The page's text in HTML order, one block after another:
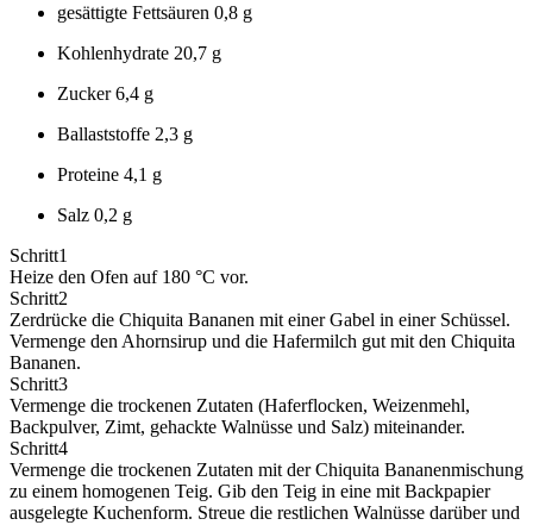
gesättigte Fettsäuren 0,8 g
Kohlenhydrate 20,7 g
Zucker6,4 g
Ballaststoffe 2,3 g
Proteine 4,1 g
Salz 0,2 g
Schritt1
Heize den Ofen auf 180 °C vor.
Schritt2
Zerdrücke die Chiquita Bananen mit einer Gabel in einer Schüssel.
Vermenge den Ahornsirup und die Hafermilch gut mit den Chiquita
Bananen.
Schritt3
Vermenge die trockenen Zutaten (Haferflocken, Weizenmehl,
Backpulver, Zimt, gehackte Walnüsse und Salz) miteinander.
Schritt4
Vermenge die trockenen Zutaten mit der Chiquita Bananenmischung
zu einem homogenen Teig. Gib den Teig in eine mit Backpapier
ausgelegte Kuchenform. Streue die restlichen Walnüsse darüber und